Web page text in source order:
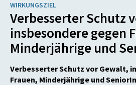
WIRKUNGSZIEL
Verbesserter Schutz
insbesondere gegen
Minderjährige und
Verbesserter Schutz vor Gewalt,
Frauen, Minderjährige und